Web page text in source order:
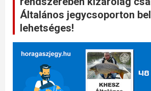
Általános jegycsoporton
lehetséges!